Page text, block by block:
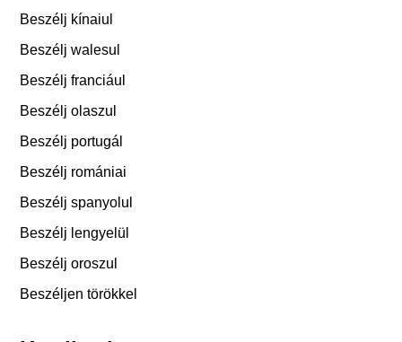
Beszélj kínaiul
Beszélj walesul
Beszélj franciául
Beszélj olaszul
Beszélj portugál
Beszélj romániai
Beszélj spanyolul
Beszélj lengyelül
Beszélj oroszul
Beszéljen törökkel